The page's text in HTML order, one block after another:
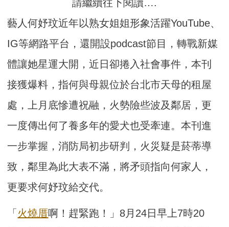
請繼續往下閱讀….
藝人何妤玟近年以熟女姐姐形象活躍YouTube、
IG等網路平台，還開設podcast節目，轉戰新媒
體讓她星運大開，近日卻捲入社會事件，本刊
接獲爆料，指何與母親位於台北市天母的租屋
處，上月底慘遭祝融，火勢險些波及鄰居，更
一度傳出何了養多年的愛犬也受牽連。本刊進
一步掌握，消防局初步研判，火災疑是菸蒂導
致，鄰里為此大表不滿，將矛頭指向何家人，
更要求何妤玟給交代。
「 火燒厝啊！趕緊跑！」8月24日早上7時20